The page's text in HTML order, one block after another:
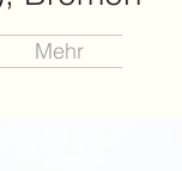
Mehr